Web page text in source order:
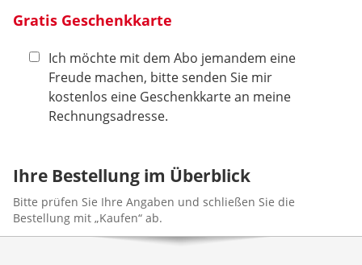
Gratis Geschenkkarte
Ich möchte mit dem Abo jemandem eine
Freude machen, bitte senden Sie mir
kostenlos eine Geschenkkarte an meine
Rechnungsadresse.
Ihre Bestellung im Überblick
Bitte prüfen Sie Ihre Angaben und schließen Sie die
Bestellung mit „Kaufen“ ab.